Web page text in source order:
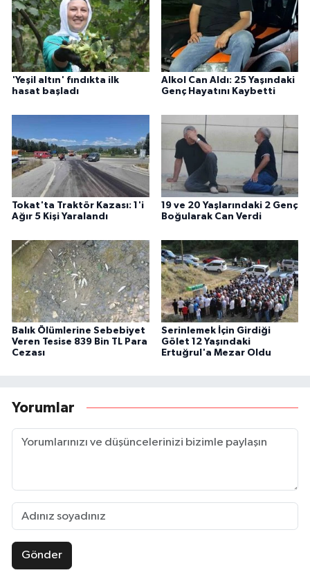
'Yeşil altın' fındıkta ilk
hasat başladı
Alkol Can Aldı: 25 Yaşındaki
Genç Hayatını Kaybetti
Tokat'ta Traktör Kazası: 1'i
Ağır 5 Kişi Yaralandı
19 ve 20 Yaşlarındaki 2 Genç
Boğularak Can Verdi
Balık Ölümlerine Sebebiyet
Veren Tesise 839 Bin TL Para
Cezası
Serinlemek İçin Girdiği
Gölet 12 Yaşındaki
Ertuğrul'a Mezar Oldu
Yorumlar
Gönder